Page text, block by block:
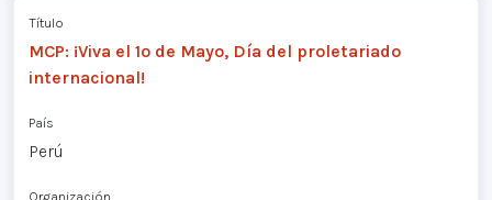
Título
MCP: ¡Viva el 1º de Mayo, Día del proletariado
internacional!
País
Perú
Organización